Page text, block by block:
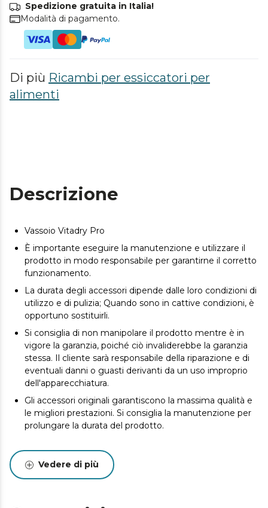
Spedizione gratuita in Italia!
Modalità di pagamento.
Di più Ricambi per essiccatori per
alimenti
Descrizione
Vassoio Vitadry Pro
È importante eseguire la manutenzione e utilizzare il
prodotto in modo responsabile per garantirne il corretto
funzionamento.
La durata degli accessori dipende dalle loro condizioni di
utilizzo e di pulizia; Quando sono in cattive condizioni, è
opportuno sostituirli.
Si consiglia di non manipolare il prodotto mentre è in
vigore la garanzia, poiché ciò invaliderebbe la garanzia
stessa. Il cliente sarà responsabile della riparazione e di
eventuali danni o guasti derivanti da un uso improprio
dell'apparecchiatura.
Gli accessori originali garantiscono la massima qualità e
le migliori prestazioni. Si consiglia la manutenzione per
prolungare la durata del prodotto.
Vedere di più